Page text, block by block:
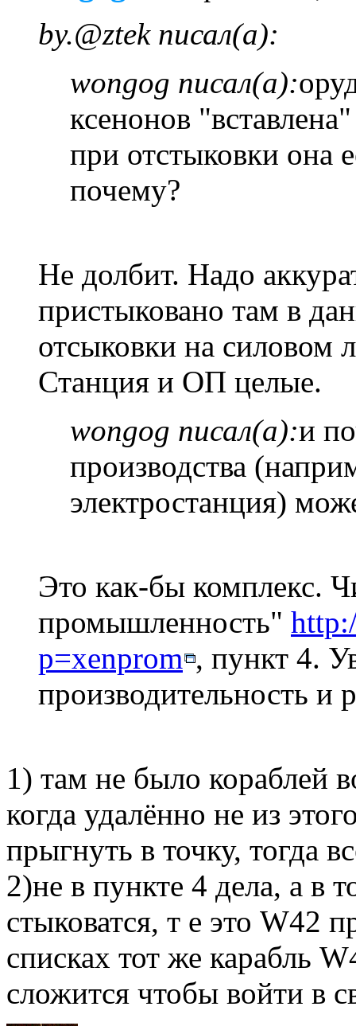
by.@ztek писал(а):
wongog писал(а):
ксенонов
при отстыковки она
почему?
Не долбит. Надо
пристыковано там в
отсыковки на силовом
Станция и ОП целые.
wongog писал(а):и
производства
электростанция)
Это как-бы комплекс.
промышленность"
p=xenprom , пункт 4.
производительность и
1) там не было кораблей
когда удалённо не из
прыгнуть в точку, тогда
2)не в пункте 4 дела, а в
стыковатся, т е это W42
списках тот же карабль
сложится чтобы войти в